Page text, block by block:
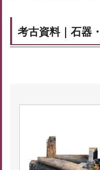
考古資料｜石器